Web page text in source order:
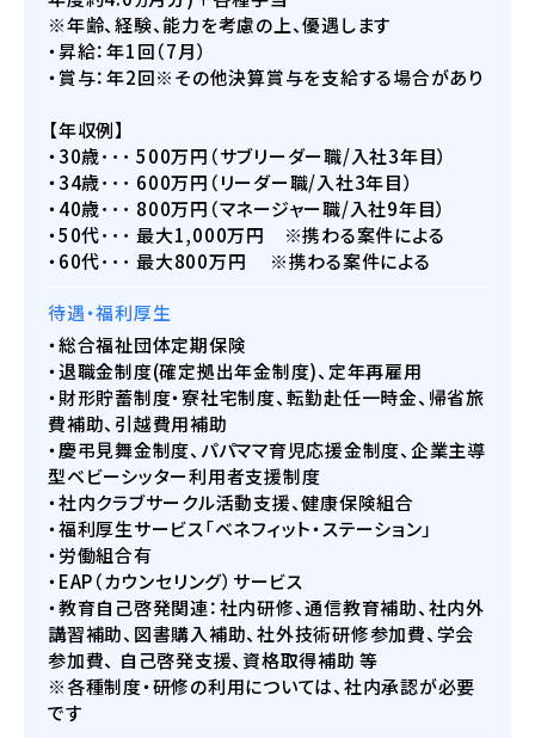
※年齢、経験、能力を考慮の上、優遇します
・昇給：年1回（7月）
・賞与：年2回※その他決算賞与を支給する場合があり
【年収例】
・30歳･･･ 500万円（サブリーダー職/入社3年目）
・34歳･･･ 600万円（リーダー職/入社3年目）
・40歳･･･ 800万円（マネージャー職/入社9年目）
・50代･･･ 最大1,000万円 ※携わる案件による
・60代･･･ 最大800万円 ※携わる案件による
待遇・福利厚生
・総合福祉団体定期保険
・退職金制度(確定拠出年金制度)、定年再雇用
・財形貯蓄制度・寮社宅制度、転勤赴任一時金、帰省旅
費補助、引越費用補助
・慶弔見舞金制度、パパママ育児応援金制度、企業主導
型ベビーシッター利用者支援制度
・社内クラブサークル活動支援、健康保険組合
・福利厚生サービス「ベネフィット・ステーション」
・労働組合有
・EAP（カウンセリング）サービス
・教育自己啓発関連：社内研修、通信教育補助、社内外
講習補助、図書購入補助、社外技術研修参加費、学会
参加費、 自己啓発支援、資格取得補助 等
※各種制度・研修の利用については、社内承認が必要
です